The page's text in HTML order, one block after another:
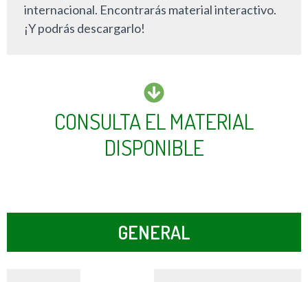
internacional. Encontrarás material interactivo.
¡Y podrás descargarlo!
CONSULTA EL MATERIAL
DISPONIBLE
GENERAL